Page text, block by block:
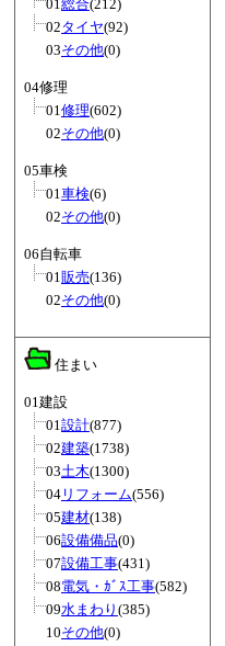
01総合(212)
02タイヤ(92)
03その他(0)
04修理
01修理(602)
02その他(0)
05車検
01車検(6)
02その他(0)
06自転車
01販売(136)
02その他(0)
住まい
01建設
01設計(877)
02建築(1738)
03土木(1300)
04 リフォーム(556)
05建材(138)
06設備備品(0)
07設備工事(431)
08電気・ｶﾞｽ工事(582)
09水まわり (385)
10その他(0)